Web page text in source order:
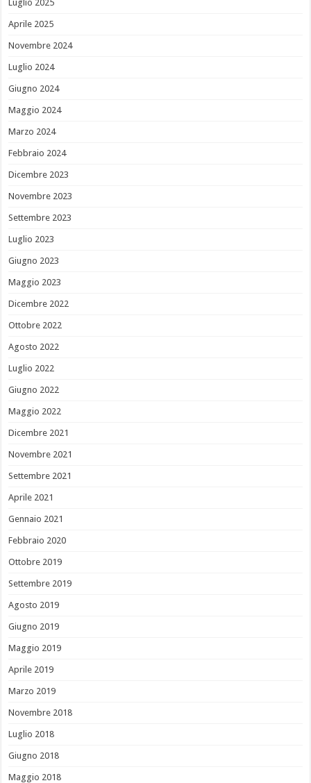
Luglio 2025
Aprile 2025
Novembre 2024
Luglio 2024
Giugno 2024
Maggio 2024
Marzo 2024
Febbraio 2024
Dicembre 2023
Novembre 2023
Settembre 2023
Luglio 2023
Giugno 2023
Maggio 2023
Dicembre 2022
Ottobre 2022
Agosto 2022
Luglio 2022
Giugno 2022
Maggio 2022
Dicembre 2021
Novembre 2021
Settembre 2021
Aprile 2021
Gennaio 2021
Febbraio 2020
Ottobre 2019
Settembre 2019
Agosto 2019
Giugno 2019
Maggio 2019
Aprile 2019
Marzo 2019
Novembre 2018
Luglio 2018
Giugno 2018
Maggio 2018